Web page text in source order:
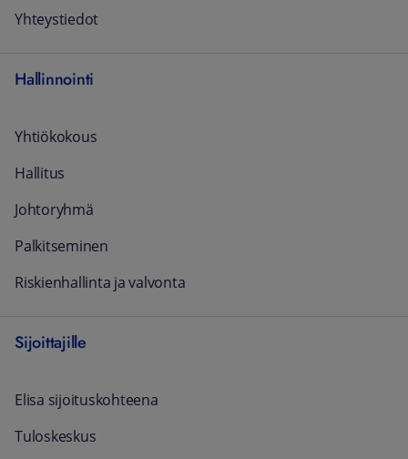
Yhteystiedot
Hallinnointi
Yhtiökokous
Hallitus
Johtoryhmä
Palkitseminen
Riskienhallinta ja valvonta
Sijoittajille
Elisa sijoituskohteena
Tuloskeskus